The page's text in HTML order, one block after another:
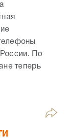
По
теперь